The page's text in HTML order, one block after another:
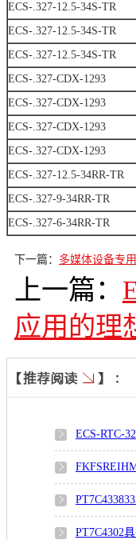
ECS-.327-12.5-34S-TR
ECS-.327-12.5-34S-TR
ECS-.327-12.5-34S-TR
ECS-.327-CDX-1293
ECS-.327-CDX-1293
ECS-.327-CDX-1293
ECS-.327-CDX-1293
ECS-.327-12.5-34RR-TR
ECS-.327-9-34RR-TR
ECS-.327-6-34RR-TR
下一篇： 多媒体设备专
上一篇：
应用的理
ECS-RTC-
PT7C4302